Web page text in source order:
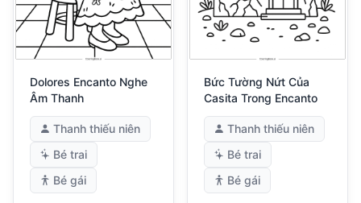
Dolores Encanto Nghe
Âm Thanh
Thanh thiếu niên
Bé trai
Bé gái
Bức Tường Nứt Của
Casita Trong Encanto
Thanh thiếu niên
Bé trai
Bé gái